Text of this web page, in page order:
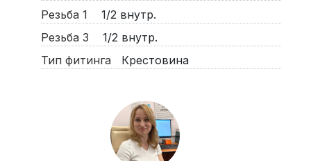
Резьба 1
1/2 внутр.
Резьба 3
1/2 внутр.
Тип фитинга
Крестовина